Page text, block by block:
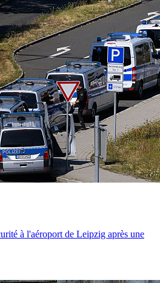
à l'aéroport de Leipzig après une